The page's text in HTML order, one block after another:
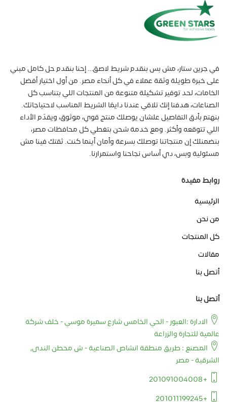
في جرين ستار، مش بس بنقدم شريط لاصق… إحنا بنقدم حل كامل مبني
على خبرة طويلة وثقة عملاء في كل أنحاء مصر. من أول اختيار أفضل
الخامات، لحد توفير تشكيلة متنوعة من المنتجات اللي بتناسب كل
الصناعات، هدفنا إنك تلاقي عندنا دايمًا الشريط المناسب لاحتياجاتك.
بنهتم بأدق التفاصيل علشان يوصلك منتج قوي، موثوق، ويقدّم الأداء
اللي تتوقعه وأكثر. ومع خدمة شحن بتغطي كل محافظات مصر،
بنضمنلك إن منتجاتنا توصلك بسرعة وأمان أينما كنت. ثقتك فينا مش
مسئولية وبس، دي أساس نجاحنا واستمرارنا.
روابط مفيدة
الرئيسية
من نحن
كل المنتجات
مقالات
أتصل بنا
أتصل بنا
الادارة :العبور - الحي الخامس شارع سميرة موسي - خلف شركة
عالمية للتجارة والزراعة
المصنع : طريق منطقة انشاص الصناعية - ش محطن الندى,
الشرقية - مصر